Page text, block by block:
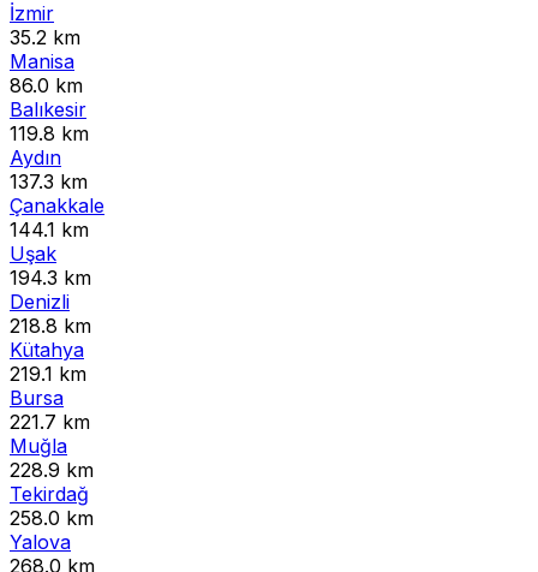
İzmir
35.2 km
Manisa
86.0 km
Balıkesir
119.8 km
Aydın
137.3 km
Çanakkale
144.1 km
Uşak
194.3 km
Denizli
218.8 km
Kütahya
219.1 km
Bursa
221.7 km
Muğla
228.9 km
Tekirdağ
258.0 km
Yalova
268.0 km